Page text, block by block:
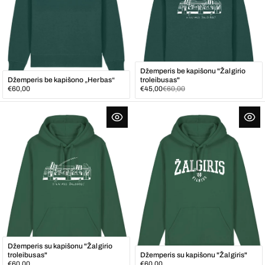
Džemperis be kapišono „Herbas“
Įprasta
kaina
€60,00
Džemperis be kapišonu "Žalgirio
troleibusas"
Išpardavimo
kaina
€45,00
Įprasta
kaina
€60,00
Džemperis su kapišonu "Žalgirio
troleibusas"
Džemperis su kapišonu "Žalgiris"